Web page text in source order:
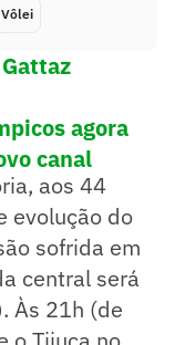
Vôlei
agora
canal
aos 44
evolução do
sofrida em
central será
Às 21h (de